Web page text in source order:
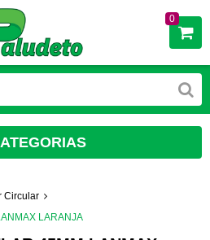
0
Circular
LARANJA